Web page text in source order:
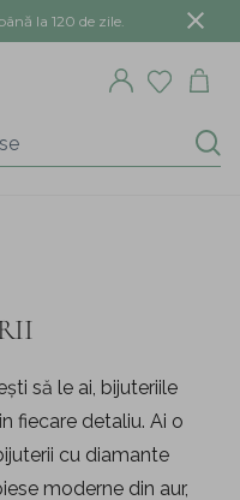
la 120 de zile.
să le ai, bijuteriile
fiecare detaliu. Ai o
cu diamante
moderne din aur,